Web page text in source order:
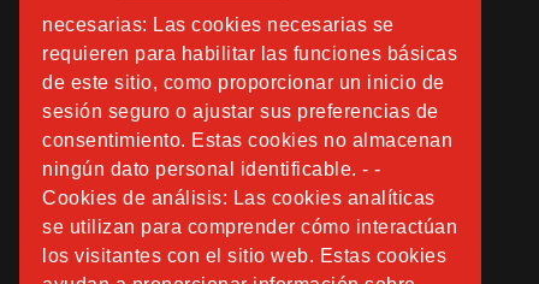
necesarias: Las cookies necesarias se
requieren para habilitar las funciones básicas
de este sitio, como proporcionar un inicio de
sesión seguro o ajustar sus preferencias de
consentimiento. Estas cookies no almacenan
ningún dato personal identificable. - -
Cookies de análisis: Las cookies analíticas
se utilizan para comprender cómo interactúan
los visitantes con el sitio web. Estas cookies